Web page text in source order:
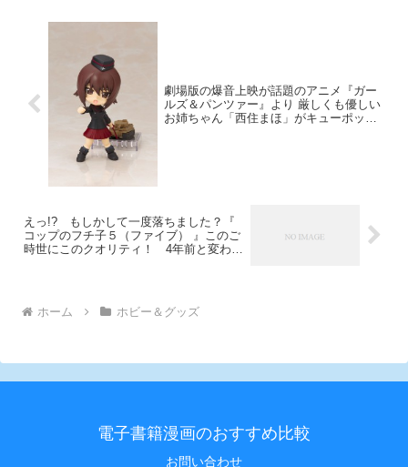
劇場版の爆音上映が話題のアニメ『ガー
ルズ＆パンツァー』より 厳しくも優しい
お姉ちゃん「西住まほ」がキューポッシ
えっ!? もしかして一度落ちました？『
コップのフチ子５（ファイブ） 』このご
時世にこのクオリティ！ 4年前と変わら
ホーム ホビー＆グッズ
電子書籍漫画のおすすめ比較
お問い合わせ